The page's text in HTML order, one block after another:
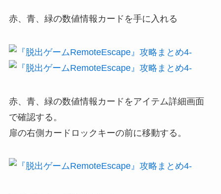
赤、青、緑の数値情報カードを手に入れる
赤、青、緑の数値情報カードをアイテム詳細画面
で確認する。
扉の右側カードロックキーの前に移動する。